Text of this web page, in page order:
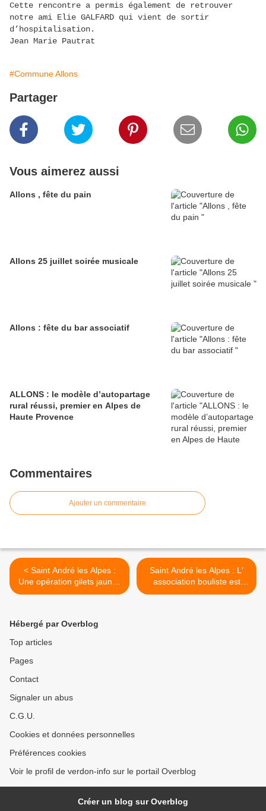
Cette rencontre a permis également de retrouver
notre ami Elie GALFARD qui vient de sortir
d’hospitalisation.
Jean Marie Pautrat
#Commune Allons
Partager
Vous aimerez aussi
Allons , fête du pain
Allons 25 juillet soirée musicale
Allons : fête du bar associatif
ALLONS : le modèle d’autopartage
rural réussi, premier en Alpes de
Haute Provence
Commentaires
Ajouter un commentaire
< Saint André les Alpes :
Une opération gilets jaunes
menée dans le calme
Saint André les Alpes : L'
association bouliste est
dans l'impasse >
Hébergé par Overblog
Top articles
Pages
Contact
Signaler un abus
C.G.U.
Cookies et données personnelles
Préférences cookies
Voir le profil de verdon-info sur le portail Overblog
Créer un blog sur Overblog